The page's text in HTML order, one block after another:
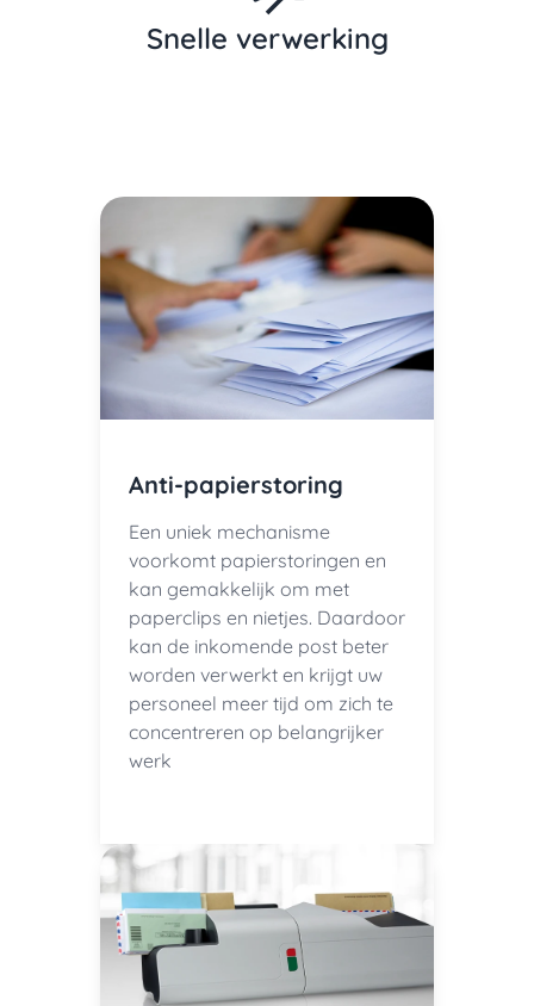
Snelle verwerking
Anti-papierstoring
Een uniek mechanisme
voorkomt papierstoringen en
kan gemakkelijk om met
paperclips en nietjes. Daardoor
kan de inkomende post beter
worden verwerkt en krijgt uw
personeel meer tijd om zich te
concentreren op belangrijker
werk